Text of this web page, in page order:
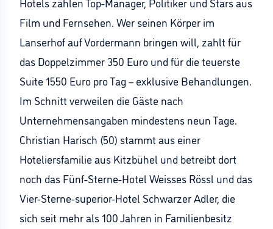
Film und Fernsehen. Wer seinen Körper im
Lanserhof auf Vordermann bringen will, zahlt für
das Doppelzimmer 350 Euro und für die teuerste
Suite 1550 Euro pro Tag – exklusive Behandlungen.
Im Schnitt verweilen die Gäste nach
Unternehmensangaben mindestens neun Tage.
Christian Harisch (50) stammt aus einer
Hoteliersfamilie aus Kitzbühel und betreibt dort
noch das Fünf-Sterne-Hotel Weisses Rössl und das
Vier-Sterne-superior-Hotel Schwarzer Adler, die
sich seit mehr als 100 Jahren in Familienbesitz